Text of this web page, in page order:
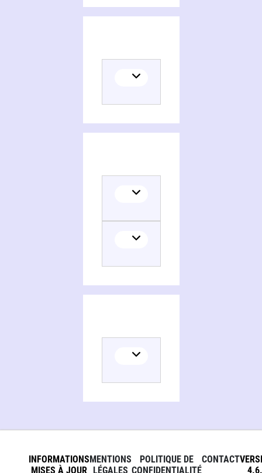
INFORMATIONS
MISES À JOUR
MENTIONS
LÉGALES
POLITIQUE DE
CONFIDENTIALITÉ
CONTACT